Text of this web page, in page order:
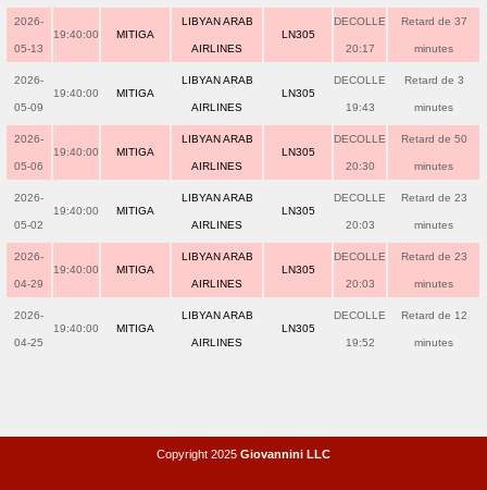
2026-
05-13
19:40:00 MITIGA
LIBYAN ARAB
AIRLINES
LN305
DECOLLE
20:17
Retard de 37
minutes
2026-
05-09
19:40:00 MITIGA
LIBYAN ARAB
AIRLINES
LN305
DECOLLE
19:43
Retard de 3
minutes
2026-
05-06
19:40:00 MITIGA
LIBYAN ARAB
AIRLINES
LN305
DECOLLE
20:30
Retard de 50
minutes
2026-
05-02
19:40:00 MITIGA
LIBYAN ARAB
AIRLINES
LN305
DECOLLE
20:03
Retard de 23
minutes
2026-
04-29
19:40:00 MITIGA
LIBYAN ARAB
AIRLINES
LN305
DECOLLE
20:03
Retard de 23
minutes
2026-
04-25
19:40:00 MITIGA
LIBYAN ARAB
AIRLINES
LN305
DECOLLE
19:52
Retard de 12
minutes
Copyright 2025 Giovannini LLC